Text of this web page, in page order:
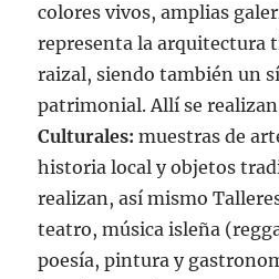
colores vivos, amplias
representa la arquitectura
raizal, siendo también un
patrimonial. Allí se
Culturales: muestras de
historia local y objetos
realizan, así mismo
teatro, música isleña
poesía, pintura y